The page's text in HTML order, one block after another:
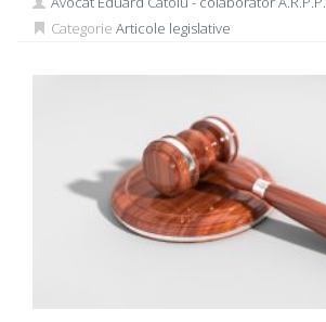
Categorie Articole legislative